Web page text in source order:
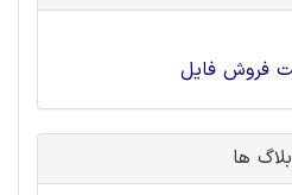
فروش فایل
ها